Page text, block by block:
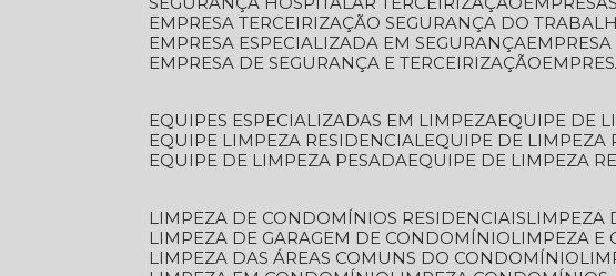
EMPRESA TERCEIRIZAÇÃO SEGURANÇA DO
EMPRESA ESPECIALIZADA EM SEGURANÇA
EMPRESA DE SEGURANÇA E TERCEIRIZAÇÃO
EQUIPES ESPECIALIZADAS EM LIMPEZA EQUIPE DE
EQUIPE LIMPEZA RESIDENCIAL EQUIPE DE LIMPEZA
EQUIPE DE LIMPEZA PESADA EQUIPE DE LIMPEZA
LIMPEZA DE CONDOMÍNIOS RESIDENCIAIS
LIMPEZA DE GARAGEM DE CONDOMÍNIO
LIMPEZA
LIMPEZA DAS ÁREAS COMUNS DO CONDOMÍNIO